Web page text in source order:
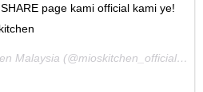
page kami official kami ye!
A post shared by Mios Kitchen Malaysia (@mioskitchen_official) on